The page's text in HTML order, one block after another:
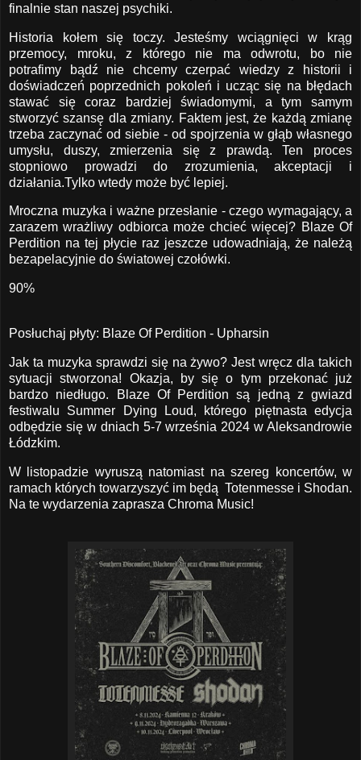
finalnie stan naszej psychiki.
Historia kołem się toczy. Jesteśmy wciągnięci w krąg
przemocy, mroku, z którego nie ma odwrotu, bo nie
potrafimy bądź nie chcemy czerpać wiedzy z historii i
doświadczeń poprzednich pokoleń i ucząc się na błędach
stawać się coraz bardziej świadomymi, a tym samym
stworzyć szansę dla zmiany. Faktem jest, że każdą zmianę
trzeba zaczynać od siebie - od spojrzenia w głąb własnego
umysłu, duszy, zmierzenia się z prawdą. Ten proces
stopniowo prowadzi do zrozumienia, akceptacji i
działania.Tylko wtedy może być lepiej.
Mroczna muzyka i ważne przesłanie - czego wymagający, a
zarazem wrażliwy odbiorca może chcieć więcej? Blaze Of
Perdition na tej płycie raz jeszcze udowadniają, że należą
bezapelacyjnie do światowej czołówki.
90%
Posłuchaj płyty: Blaze Of Perdition - Upharsin
Jak ta muzyka sprawdzi się na żywo? Jest wręcz dla takich
sytuacji stworzona! Okazja, by się o tym przekonać już
bardzo niedługo. Blaze Of Perdition są jedną z gwiazd
festiwalu Summer Dying Loud, którego piętnasta edycja
odbędzie się w dniach 5-7 września 2024 w Aleksandrowie
Łódzkim.
W listopadzie wyruszą natomiast na szereg koncertów, w
ramach których towarzyszyć im będą Totenmesse i Shodan.
Na te wydarzenia zaprasza Chroma Music!